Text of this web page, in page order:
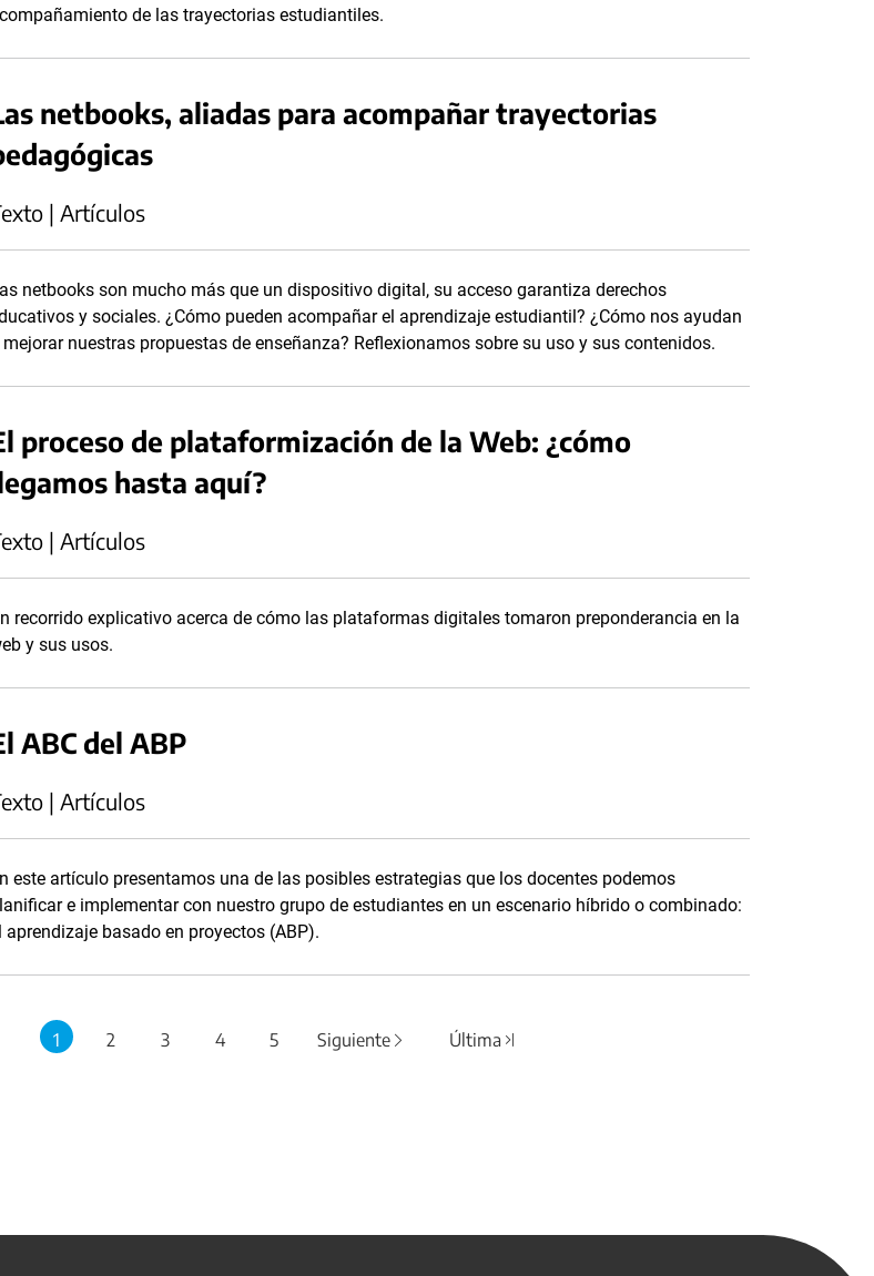
de las trayectorias estudiantiles.
netbooks, aliadas para acompañar trayectorias
| Artículos
netbooks son mucho más que un dispositivo digital, su acceso garantiza derechos
y sociales. ¿Cómo pueden acompañar el aprendizaje estudiantil? ¿Cómo nos ayudan
mejorar nuestras propuestas de enseñanza? Reflexionamos sobre su uso y sus contenidos.
proceso de plataformización de la Web: ¿cómo
hasta aquí?
| Artículos
recorrido explicativo acerca de cómo las plataformas digitales tomaron preponderancia en la
y sus usos.
ABC del ABP
| Artículos
este artículo presentamos una de las posibles estrategias que los docentes podemos
e implementar con nuestro grupo de estudiantes en un escenario híbrido o combinado:
aprendizaje basado en proyectos (ABP).
1 2 3 4 5 Siguiente Última